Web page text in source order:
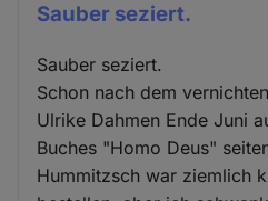
Sauber seziert.
Sauber seziert.
Schon nach dem
Ulrike Dahmen Ende Juni
Buches "Homo Deus"
Hummitzsch war ziemlich